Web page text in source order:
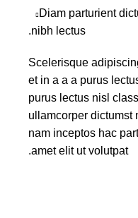
Diam parturient
nibh lectus.
Scelerisque
et in a a a purus
purus lectus nisl
ullamcorper dictumst
nam inceptos hac
amet elit ut volutpat.